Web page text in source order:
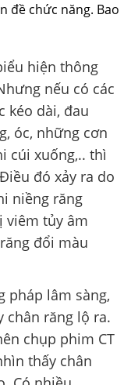
đề chức năng. Bao
hiện thông
nếu có các
kéo dài, đau
óc, những cơn
cúi xuống,.. thì
đó xảy ra do
niềng răng
viêm tủy âm
đổi màu
pháp lâm sàng,
chân răng lộ ra.
chụp phim CT
thấy chân